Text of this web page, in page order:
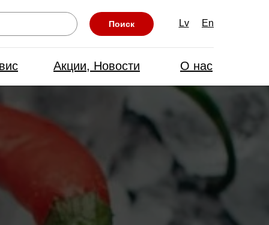
Акции, Новости О нас
Lv En
Поиск